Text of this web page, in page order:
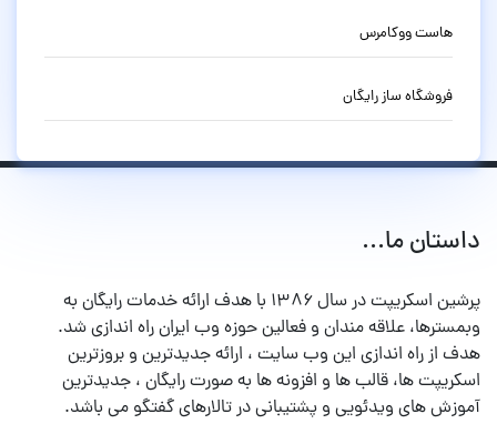
هاست ووکامرس
فروشگاه ساز رایگان
داستان ما...
پرشین اسکریپت در سال ۱۳۸۶ با هدف ارائه خدمات رایگان به
وبمسترها، علاقه مندان و فعالین حوزه وب ایران راه اندازی شد.
هدف از راه اندازی این وب سایت ، ارائه جدیدترین و بروزترین
اسکریپت ها، قالب ها و افزونه ها به صورت رایگان ، جدیدترین
آموزش های ویدئویی و پشتیبانی در تالارهای گفتگو می باشد.